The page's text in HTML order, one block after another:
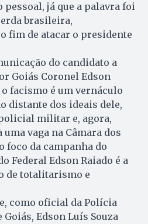
já que a palavra foi
brasileira,
fim de atacar o presidente
do candidato a
Goiás Coronel Edson
facismo é um vernáculo
distante dos ideais dele,
militar e, agora,
vaga na Câmara dos
foco da campanha do
Federal Edson Raiado é a
de totalitarismo e
como oficial da Polícia
Edson Luís Souza